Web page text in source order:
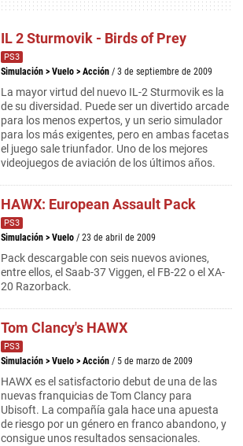
IL 2 Sturmovik - Birds of Prey
PS3
Simulación > Vuelo > Acción / 3 de septiembre de 2009
La mayor virtud del nuevo IL-2 Sturmovik es la
de su diversidad. Puede ser un divertido arcade
para los menos expertos, y un serio simulador
para los más exigentes, pero en ambas facetas
el juego sale triunfador. Uno de los mejores
videojuegos de aviación de los últimos años.
HAWX: European Assault Pack
PS3
Simulación > Vuelo / 23 de abril de 2009
Pack descargable con seis nuevos aviones,
entre ellos, el Saab-37 Viggen, el FB-22 o el XA-
20 Razorback.
Tom Clancy's HAWX
PS3
Simulación > Vuelo > Acción / 5 de marzo de 2009
HAWX es el satisfactorio debut de una de las
nuevas franquicias de Tom Clancy para
Ubisoft. La compañía gala hace una apuesta
de riesgo por un género en franco abandono, y
consigue unos resultados sensacionales.